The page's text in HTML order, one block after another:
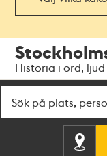
navigationen
huvudinnehållet
Historia i ord,